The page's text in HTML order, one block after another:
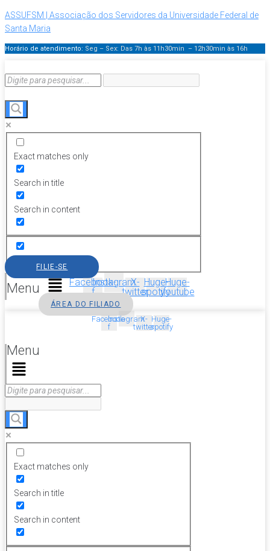
ASSUFSM | Associação dos Servidores da Universidade Federal de
Santa Maria
Horário de atendimento: Seg – Sex: Das 7h às 11h30min – 12h30min às 16h
Exact matches only
Search in title
Search in content
Menu
FILIE-SE
Facebook-
f
InstagramX-
twitter
Huge-
spotify
Huge-
youtube
ÁREA DO FILIADO
Facebook-
f
InstagramX-
twitter
Huge-
spotify
Menu
Exact matches only
Search in title
Search in content